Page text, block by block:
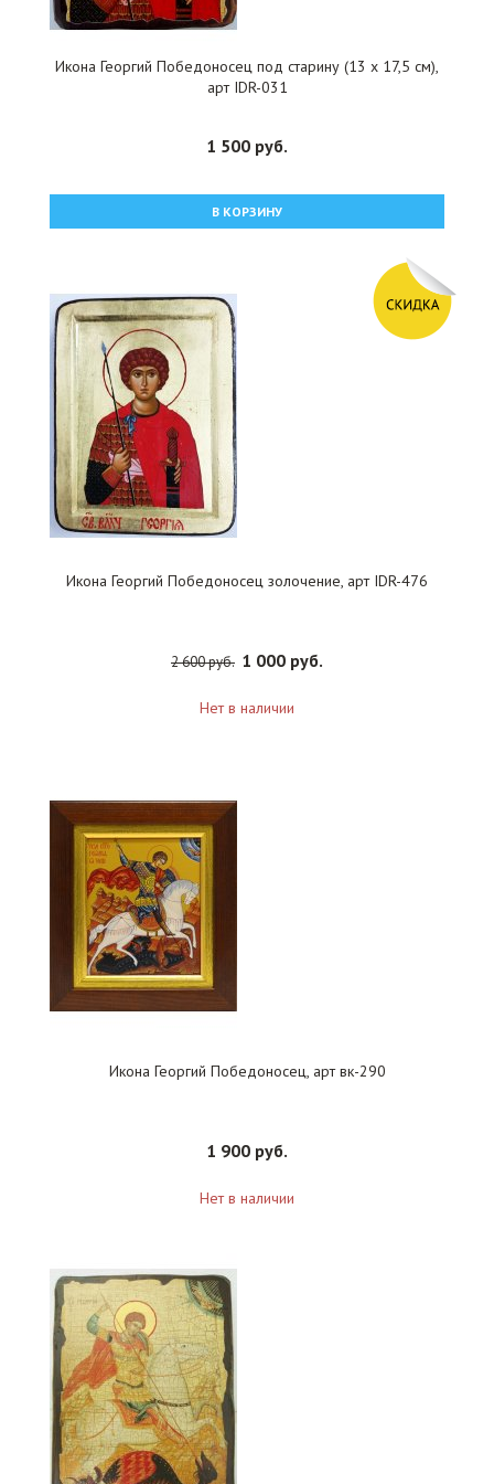
Икона Георгий Победоносец под старину (13 х 17,5 см),
арт IDR-031
1 500 руб.
В КОРЗИНУ
Икона Георгий Победоносец золочение, арт IDR-476
2 600 руб. 1 000 руб.
Нет в наличии
Икона Георгий Победоносец, арт вк-290
1 900 руб.
Нет в наличии